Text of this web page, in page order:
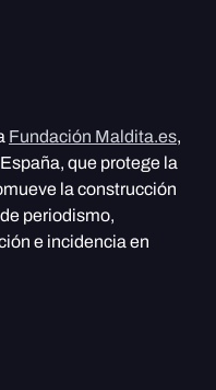
Fundación Maldita.es,
que protege la
la construcción
periodismo,
e incidencia en